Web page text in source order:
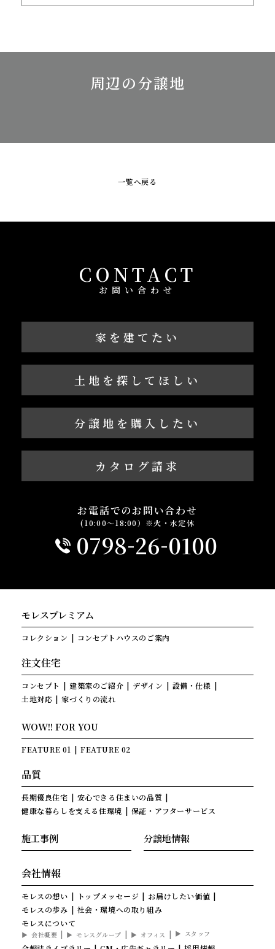
周辺の分譲地
一覧へ戻る
CONTACT
お問い合わせ
家を建てたい
土地を探してほしい
分譲地を購入したい
カタログ請求
お電話でのお問い合わせ
(10:00～18:00）※火・水定休
0798-26-0100
モレスプレミアム
コレクション コンセプトハウスのご案内
注文住宅
コンセプト 建築家のご紹介 デザイン
設備・仕様
土地対応
家づくりの流れ
WOW!! FOR YOU
FEATURE 01 FEATURE 02
品質
長期優良住宅
安心できる住まいの品質
健康な暮らしを支える住環境
保証・アフターサービス
施工事例 分譲地情報
会社情報
モレスの想い トップメッセージ
お届けしたい価値
モレスの歩み
社会・環境への取り組み
モレスについて
会社概要 モレスグループ オフィス スタッフ